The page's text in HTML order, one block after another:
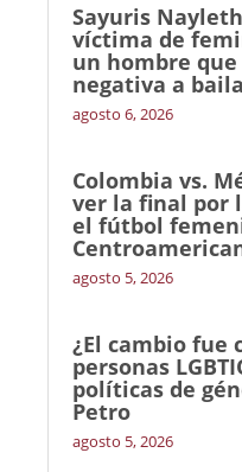
Sayuris
víctima de
un hombre
negativa a
agosto 6, 2026
Colombia vs.
ver la final por
el fútbol
agosto 5, 2026
¿El cambio fue
personas
políticas de
Petro
agosto 5, 2026